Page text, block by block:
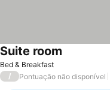
Bed & Breakfast
Suite room
/ Pontuação não disponível